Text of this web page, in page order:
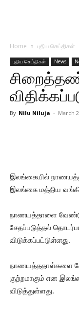
Home புதிய செய்திகள்
புதிய செய்திகள் News
By Nilu Niluja - March
இலங்கையில்
இலங்கை மத்திய வங்கி
நாணயத்தாளை
சேதப்படுத்தல்
விடுக்கப்பட்டுள்ளது.
நாணயத்ததாள்களை
குற்றமாகும் என
விடுத்துள்ளது.